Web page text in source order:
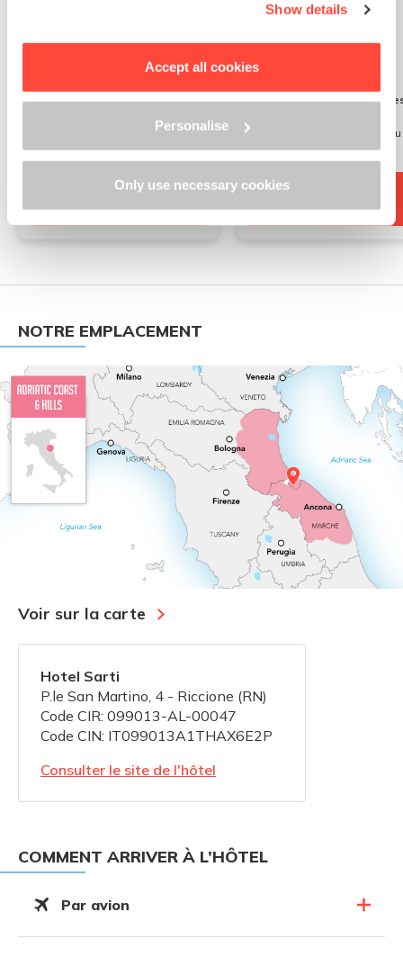
In order to withdraw the consent provided previously and
to view the complete information on data processing,
Show details
Accept all cookies
Personalise
Only use necessary cookies
de l'Adriatique
€ 160,00 par
demi-pension
Septembre sur la
Riccione,Côte et
Valable du 14/09/2026 au
30/09/2026
de€ 100,00
demi-pension
NOTRE EMPLACEMENT
Voir sur la carte
Hotel Sarti
P.le San Martino, 4 - Riccione (RN)
Code CIR: 099013-AL-00047
Code CIN: IT099013A1THAX6E2P
Consulter le site de l'hôtel
COMMENT ARRIVER À L’HÔTEL
Par avion